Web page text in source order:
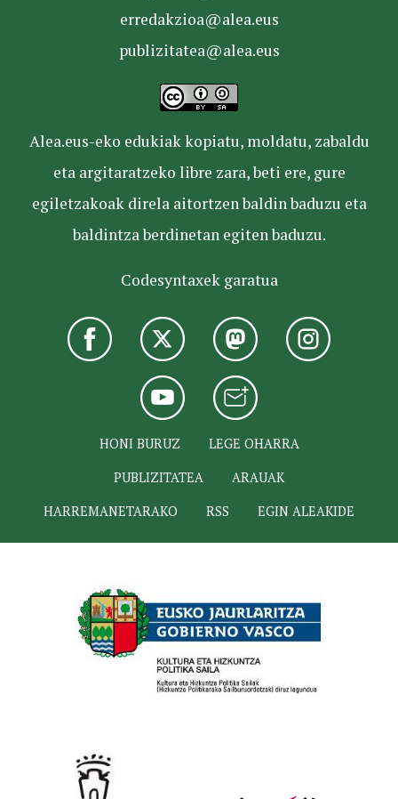
erredakzioa@alea.eus
publizitatea@alea.eus
Alea.eus-eko edukiak kopiatu, moldatu, zabaldu
eta argitaratzeko libre zara, beti ere, gure
egiletzakoak direla aitortzen baldin baduzu eta
baldintza berdinetan egiten baduzu.
Codesyntaxek garatua
HONI BURUZ
LEGE OHARRA
PUBLIZITATEA
ARAUAK
HARREMANETARAKO
RSS EGIN ALEAKIDE